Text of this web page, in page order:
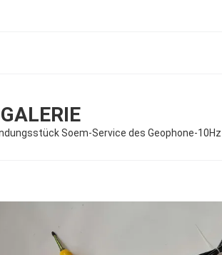
GALERIE
Soem-Service des Geophone-